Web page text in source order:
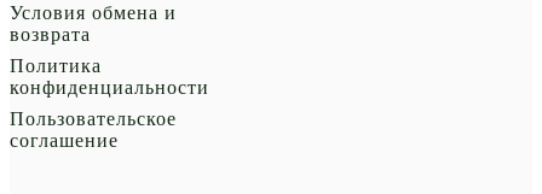
Условия обмена и
возврата
Политика
конфиденциальности
Пользовательское
соглашение